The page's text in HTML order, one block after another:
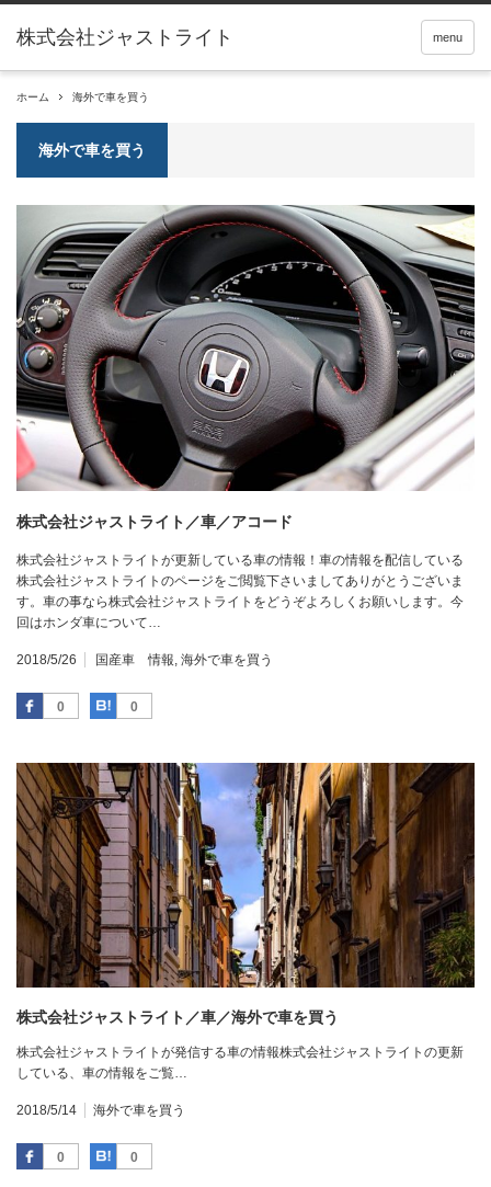
menu
ホーム 海外で車を買う
海外で車を買う
株式会社ジャストライト／車／アコード
株式会社ジャストライトが更新している車の情報！車の情報を配信している
株式会社ジャストライトのページをご閲覧下さいましてありがとうございま
す。車の事なら株式会社ジャストライトをどうぞよろしくお願いします。今
回はホンダ車について…
2018/5/26 国産車 情報, 海外で車を買う
0
Facebook 0
はてなブックマーク
株式会社ジャストライト／車／海外で車を買う
株式会社ジャストライトが発信する車の情報株式会社ジャストライトの更新
している、車の情報をご覧…
2018/5/14 海外で車を買う
0
Facebook 0
はてなブックマーク